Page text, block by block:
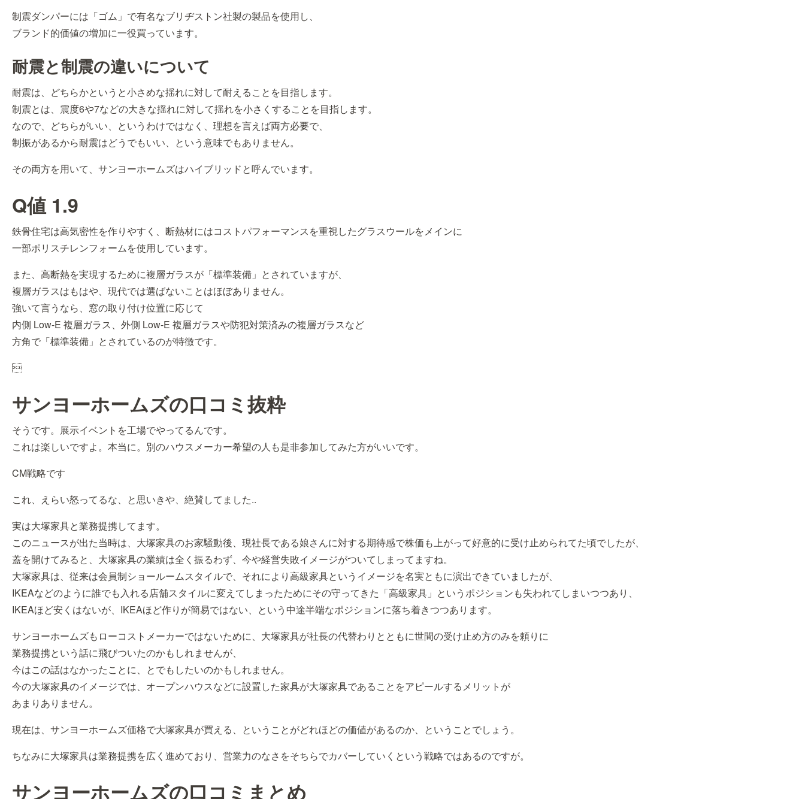
制震ダンパーには「ゴム」で有名なブリヂストン社製の製品を使用し、
ブランド的価値の増加に一役買っています。
耐震と制震の違いについて
耐震は、どちらかというと小さめな揺れに対して耐えることを目指します。
制震とは、震度6や7などの大きな揺れに対して揺れを小さくすることを目指します。
なので、どちらがいい、というわけではなく、理想を言えば両方必要で、
制振があるから耐震はどうでもいい、という意味でもありません。
その両方を用いて、サンヨーホームズはハイブリッドと呼んでいます。
Q値 1.9
鉄骨住宅は高気密性を作りやすく、断熱材にはコストパフォーマンスを重視したグラスウールをメインに
一部ポリスチレンフォームを使用しています。
また、高断熱を実現するために複層ガラスが「標準装備」とされていますが、
複層ガラスはもはや、現代では選ばないことはほぼありません。
強いて言うなら、窓の取り付け位置に応じて
内側 Low-E 複層ガラス、外側 Low-E 複層ガラスや防犯対策済みの複層ガラスなど
方角で「標準装備」とされているのが特徴です。

サンヨーホームズの口コミ抜粋
そうです。展示イベントを工場でやってるんです。
これは楽しいですよ。本当に。別のハウスメーカー希望の人も是非参加してみた方がいいです。
CM戦略です
これ、えらい怒ってるな、と思いきや、絶賛してました..
実は大塚家具と業務提携してます。
このニュースが出た当時は、大塚家具のお家騒動後、現社長である娘さんに対する期待感で株価も上がって好意的に受け止められてた頃でしたが、
蓋を開けてみると、大塚家具の業績は全く振るわず、今や経営失敗イメージがついてしまってますね。
大塚家具は、従来は会員制ショールームスタイルで、それにより高級家具というイメージを名実ともに演出できていましたが、
IKEAなどのように誰でも入れる店舗スタイルに変えてしまったためにその守ってきた「高級家具」というポジションも失われてしまいつつあり、
IKEAほど安くはないが、IKEAほど作りが簡易ではない、という中途半端なポジションに落ち着きつつあります。
サンヨーホームズもローコストメーカーではないために、大塚家具が社長の代替わりとともに世間の受け止め方のみを頼りに
業務提携という話に飛びついたのかもしれませんが、
今はこの話はなかったことに、とでもしたいのかもしれません。
今の大塚家具のイメージでは、オープンハウスなどに設置した家具が大塚家具であることをアピールするメリットが
あまりありません。
現在は、サンヨーホームズ価格で大塚家具が買える、ということがどれほどの価値があるのか、ということでしょう。
ちなみに大塚家具は業務提携を広く進めており、営業力のなさをそちらでカバーしていくという戦略ではあるのですが。
サンヨーホームズの口コミまとめ